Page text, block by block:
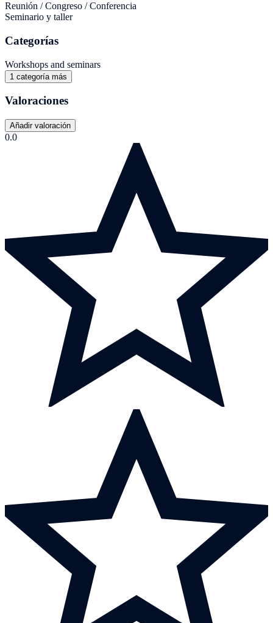
Reunión / Congreso / Conferencia
Seminario y taller
Categorías
Workshops and seminars
1 categoría más
Valoraciones
Añadir valoración
0.0